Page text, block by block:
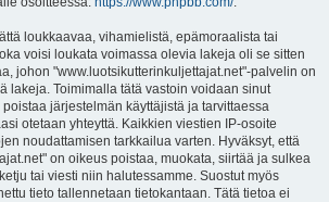
loukkaavaa, vihamielistä, epämoraalista tai
voisi loukata voimassa olevia lakeja oli se sitten
johon "www.luotsikutterinkuljettajat.net"-palvelin on
lakeja. Toimimalla tätä vastoin voidaan sinut
järjestelmän käyttäjistä ja tarvittaessa
otetaan yhteyttä. Kaikkien viestien IP-osoite
noudattamisen tarkkailua varten. Hyväksyt, että
on oikeus poistaa, muokata, siirtää ja sulkea
tai viesti niin halutessamme. Suostut myös
tieto tallennetaan tietokantaan. Tätä tietoa ei